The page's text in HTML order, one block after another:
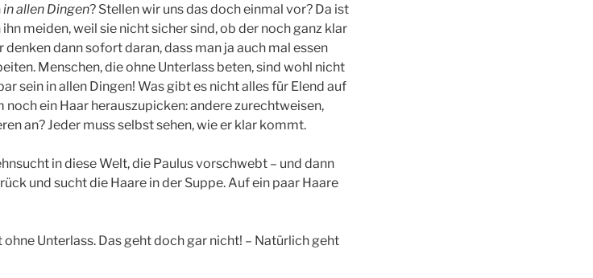
in allen Dingen? Stellen wir uns das doch einmal vor? Da ist
meiden, weil sie nicht sicher sind, ob der noch ganz klar
dann sofort daran, dass man ja auch mal essen
Menschen, die ohne Unterlass beten, sind wohl nicht
sein in allen Dingen! Was gibt es nicht alles für Elend auf
noch ein Haar herauszupicken: andere zurechtweisen,
an? Jeder muss selbst sehen, wie er klar kommt.
in diese Welt, die Paulus vorschwebt – und dann
und sucht die Haare in der Suppe. Auf ein paar Haare
Unterlass. Das geht doch gar nicht! – Natürlich geht